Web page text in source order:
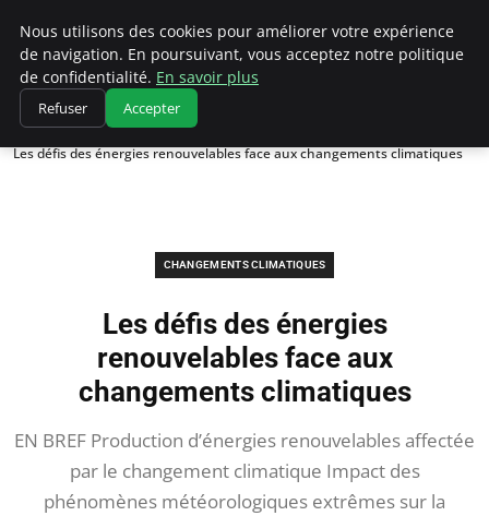
Climatedebtagents
Accueil
Changements climatiques
Les défis des énergies renouvelables face aux changements climatiques
CHANGEMENTS CLIMATIQUES
Les défis des énergies
renouvelables face aux
changements climatiques
EN BREF Production d’énergies renouvelables affectée
par le changement climatique Impact des
phénomènes météorologiques extrêmes sur la
Nous utilisons des cookies pour améliorer votre expérience
de navigation. En poursuivant, vous acceptez notre politique
de confidentialité. En savoir plus
Refuser Accepter